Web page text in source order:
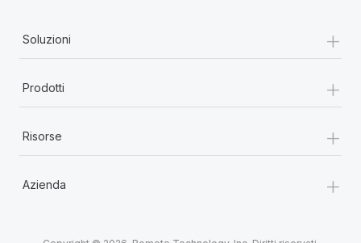
Soluzioni +
Prodotti +
Risorse +
Azienda +